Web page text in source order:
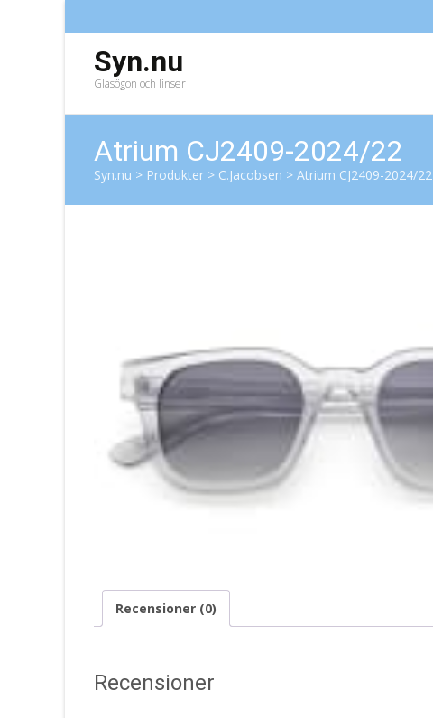
Syn.nu
Glasögon och linser
Atrium CJ2409-2024/22
Syn.nu > Produkter > C.Jacobsen > Atrium CJ2409-2024/22
Recensioner (0)
Recensioner